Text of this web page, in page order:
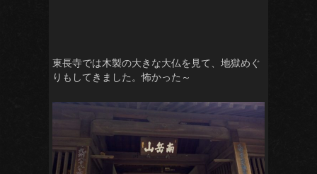
東長寺では木製の大きな大仏を見て、地獄めぐ
りもしてきました。怖かった～